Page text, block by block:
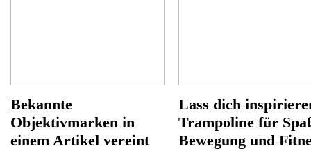
Bekannte
Objektivmarken in
einem Artikel vereint
Lass dich
Trampoline für
Bewegung und